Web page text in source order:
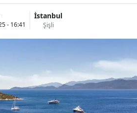
- 16:41
İstanbul
Şişli